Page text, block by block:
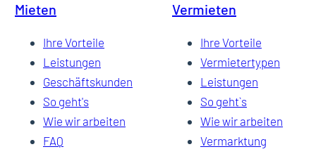
Mieten
Ihre Vorteile
Leistungen
Geschäftskunden
So geht's
Wie wir arbeiten
FAQ
Vermieten
Ihre Vorteile
Vermietertypen
Leistungen
So geht`s
Wie wir arbeiten
Vermarktung